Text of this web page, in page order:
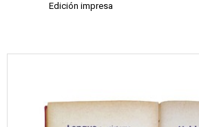
Edición impresa